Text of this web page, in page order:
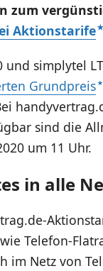
zum
Aktionstarife
und simplytel
Grundpreis
sind die
um 11 Uhr.
in alle
Telefon-
im Netz von